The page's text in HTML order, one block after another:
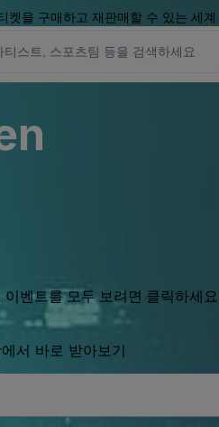
켓을 구매하고 재판매할 수 있는 세
벤트를 모두 보려면 클릭하세
서 바로 받아보기